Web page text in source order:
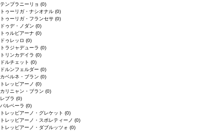
テンプラニーリョ (0)
トゥーリガ・ナシオナル (0)
トゥーリガ・フランセサ (0)
ドゥデ・ノダン (0)
トゥルビアーナ (0)
ドゥレッロ (0)
トラジャデューラ (0)
トリンカデイラ (0)
ドルチェット (0)
ドルンフェルダー (0)
カベルネ・ブラン (0)
トレッビアーノ (0)
カリニャン・ブラン (0)
レブラ (0)
バルベーラ (0)
トレッビアーノ・グレケット (0)
トレッビアーノ・スポレティーノ (0)
トレッビアーノ・ダブルッツォ (0)